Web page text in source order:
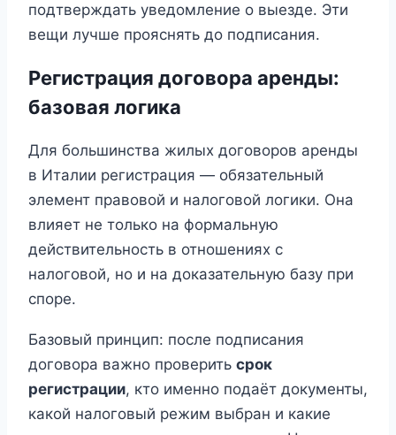
подтверждать уведомление о выезде. Эти
вещи лучше прояснять до подписания.
Регистрация договора аренды:
базовая логика
Для большинства жилых договоров аренды
в Италии регистрация — обязательный
элемент правовой и налоговой логики. Она
влияет не только на формальную
действительность в отношениях с
налоговой, но и на доказательную базу при
споре.
Базовый принцип: после подписания
договора важно проверить срок
регистрации, кто именно подаёт документы,
какой налоговый режим выбран и какие